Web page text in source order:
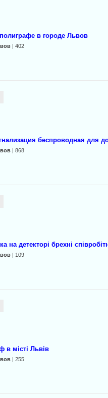
в городе Львов
| 402
беспроводная для
| 868
на детекторі брехні
| 109
в місті Львів
| 255